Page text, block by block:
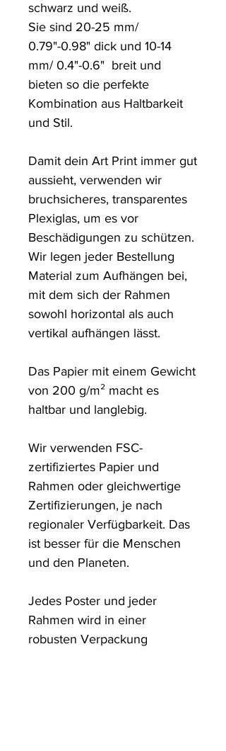
schwarz und weiß.
Sie sind 20-25 mm/
0.79"-0.98" dick und 10-14
mm/ 0.4"-0.6"  breit und
bieten so die perfekte
Kombination aus Haltbarkeit
und Stil.
Damit dein Art Print immer gut
aussieht, verwenden wir
bruchsicheres, transparentes
Plexiglas, um es vor
Beschädigungen zu schützen.
Wir legen jeder Bestellung
Material zum Aufhängen bei,
mit dem sich der Rahmen
sowohl horizontal als auch
vertikal aufhängen lässt.
Das Papier mit einem Gewicht
von 200 g/m² macht es
haltbar und langlebig.
Wir verwenden FSC-
zertifiziertes Papier und
Rahmen oder gleichwertige
Zertifizierungen, je nach
regionaler Verfügbarkeit. Das
ist besser für die Menschen
und den Planeten.
Jedes Poster und jeder
Rahmen wird in einer
robusten Verpackung